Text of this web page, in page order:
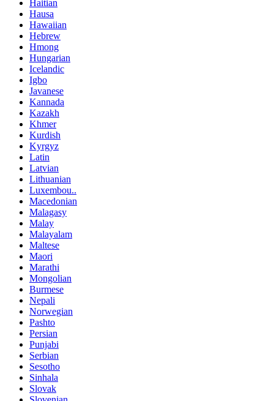
Haitian
Hausa
Hawaiian
Hebrew
Hmong
Hungarian
Icelandic
Igbo
Javanese
Kannada
Kazakh
Khmer
Kurdish
Kyrgyz
Latin
Latvian
Lithuanian
Luxembou..
Macedonian
Malagasy
Malay
Malayalam
Maltese
Maori
Marathi
Mongolian
Burmese
Nepali
Norwegian
Pashto
Persian
Punjabi
Serbian
Sesotho
Sinhala
Slovak